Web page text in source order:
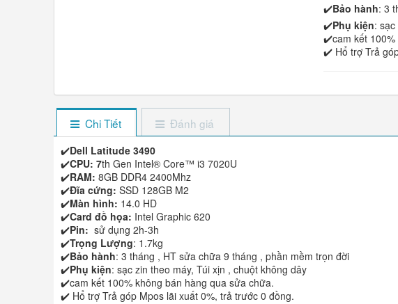
✔️Bảo hành: 3
✔️Phụ kiện:
✔️cam kết 100%
✔️ Hổ trợ Trả
Chi Tiết Đánh giá
✔️Dell Latitude 3490
✔️CPU: 7th Gen Intel® Core™ i3 7020U
✔️RAM: 8GB DDR4 2400Mhz
✔️Đĩa cứng: SSD 128GB M2
✔️Màn hình: 14.0 HD
✔️Card đồ họa: Intel Graphic 620
✔️Pin: sử dụng 2h-3h
✔️Trọng Lượng: 1.7kg
✔️Bảo hành: 3 tháng , HT sửa chữa 9 tháng , phần mềm trọn đời
✔️Phụ kiện: sạc zin theo máy, Túi xịn , chuột không dây
✔️cam kết 100% không bán hàng qua sửa chữa.
✔️ Hổ trợ Trả góp Mpos lãi xuất 0%, trả trước 0 đồng.